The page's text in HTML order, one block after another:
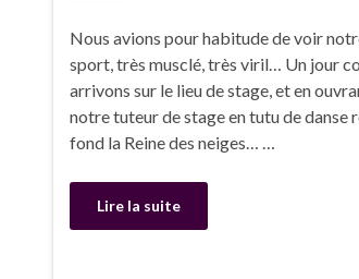
Nous avions pour habitude de voir
sport, très musclé, très viril… Un jour
arrivons sur le lieu de stage, et en
notre tuteur de stage en tutu de danse
fond la Reine des neiges… …
Lire la suite